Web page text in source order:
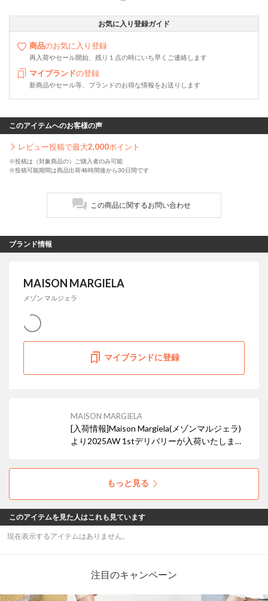
お気に入り登録ガイド
商品のお気に入り登録
再入荷やセール開始、残り１点の時にいち早くご連絡します
マイブランドの登録
新商品やセール等、ブランドのお得な情報をお送りします
このアイテムへのお客様の声
レビュー投稿で最大2,000ポイント
※投稿は（対象商品の）ご購入者のみ可能
※投稿可能期間は商品出荷48時間後から30日間です
この商品に関するお問い合わせ
ブランド情報
MAISON MARGIELA
メゾン マルジェラ
マイブランドに登録
MAISON MARGIELA
[入荷情報]Maison Margiela(メゾンマルジェラ)
より2025AW 1stデリバリーが入荷いたしまし
ムシリーズをはじめとした財布6型,カードケー
ス1型,バッグ1型の計8型が入荷いたしました。
もっと見る
このアイテムを見た人はこれも見ています
現在表示するアイテムはありません。
注目のキャンペーン